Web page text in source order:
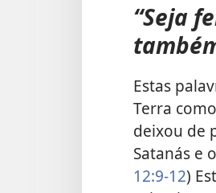
“Seja
Estas
Terra
deixou de
Satanás e
12:9-12)